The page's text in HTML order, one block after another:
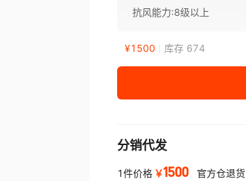
抗风能力:8级以上
¥1500 库存 674
分销代发
1件价格 ￥1500 官方仓退货